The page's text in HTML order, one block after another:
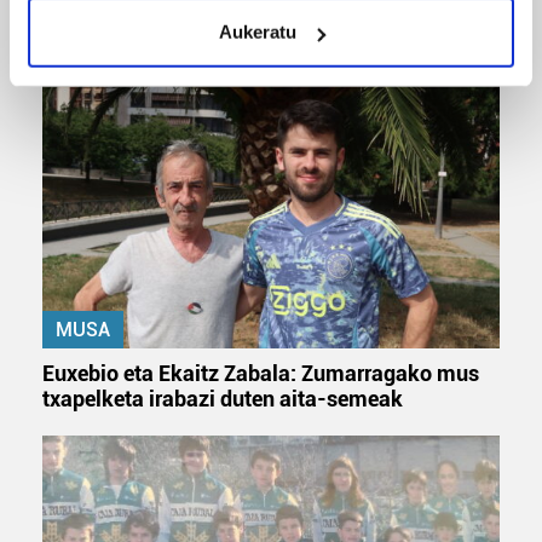
Identify your device by actively scanning it for
specific characteristics (fingerprinting)
Find out more about how your personal data is processed
and set your preferences in thedetails section.
Guk eta gure bazkideek zure datu pertsonalak
prozesatzen ditugu, zure IP zenbakia, besteak beste,
teknologia erabiliz, cookieak adibidez, iragarki eta eduki
pertsonalizatuak eskaintzeko, iragarkiak eta edukia
neurtzeko, jendeari buruzko informazioa biltzeko eta
produktuak garatzeko. Zure datuak nork eta zertarako
erabiltzen dituen hauta dezakezu.
Bazkide batzuek ez dizute baimenik eskatzen, eta beren
interes komertzial legitimoetan babesten dira. Ikusi gure
bazkideen zerrenda, beren ustez zein helburutarako
duten interes legitimoa eta horren aurka nola egin
dezakezun ikusteko.
Aukeratu
Odik berria ezagutzeko aukera 'KimiK' eta
'Amaaaa!' abestiekin
MUSA
Euxebio eta Ekaitz Zabala: Zumarragako mus
txapelketa irabazi duten aita-semeak